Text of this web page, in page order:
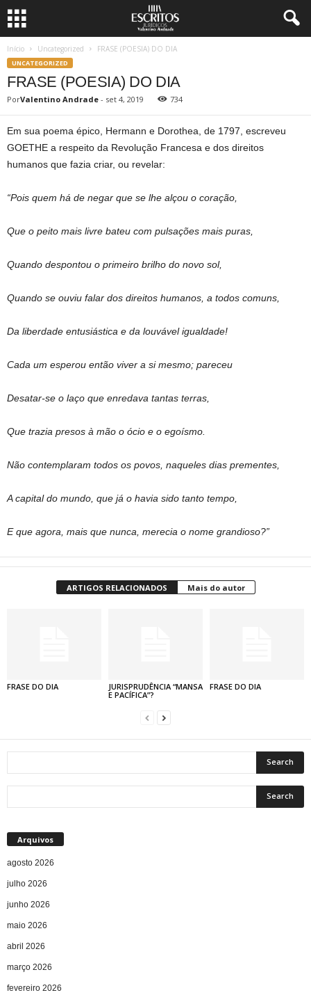
Início Uncategorized FRASE (POESIA) DO DIA
UNCATEGORIZED
FRASE (POESIA) DO DIA
PorValentino Andrade - set 4, 2019 734
Em sua poema épico, Hermann e Dorothea, de 1797, escreveu
GOETHE a respeito da Revolução Francesa e dos direitos
humanos que fazia criar, ou revelar:
“Pois quem há de negar que se lhe alçou o coração,
Que o peito mais livre bateu com pulsações mais puras,
Quando despontou o primeiro brilho do novo sol,
Quando se ouviu falar dos direitos humanos, a todos comuns,
Da liberdade entusiástica e da louvável igualdade!
Cada um esperou então viver a si mesmo; pareceu
Desatar-se o laço que enredava tantas terras,
Que trazia presos à mão o ócio e o egoísmo.
Não contemplaram todos os povos, naqueles dias prementes,
A capital do mundo, que já o havia sido tanto tempo,
E que agora, mais que nunca, merecia o nome grandioso?”
ARTIGOS RELACIONADOS Mais do autor
FRASE DO DIA
JURISPRUDÊNCIA “MANSA
E PACÍFICA”?
FRASE DO DIA
Arquivos
agosto 2026
julho 2026
junho 2026
maio 2026
abril 2026
março 2026
fevereiro 2026